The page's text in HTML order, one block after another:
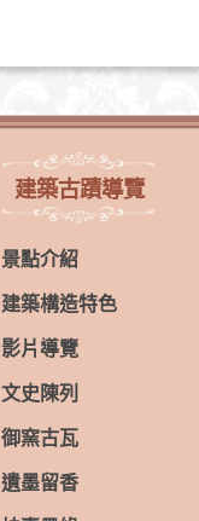
建築古蹟導覽
景點介紹
建築構造特色
影片導覽
文史陳列
御窯古瓦
遺墨留香